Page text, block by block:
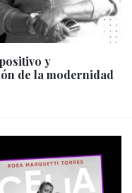
y
de la modernidad